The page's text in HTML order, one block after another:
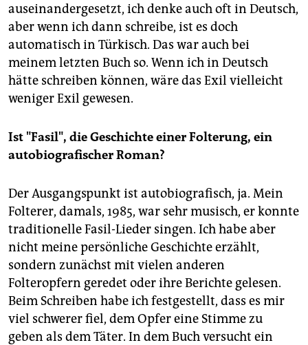
auseinandergesetzt, ich denke auch oft in Deutsch,
aber wenn ich dann schreibe, ist es doch
automatisch in Türkisch. Das war auch bei
meinem letzten Buch so. Wenn ich in Deutsch
hätte schreiben können, wäre das Exil vielleicht
weniger Exil gewesen.
Ist "Fasil", die Geschichte einer Folterung, ein
autobiografischer Roman?
Der Ausgangspunkt ist autobiografisch, ja. Mein
Folterer, damals, 1985, war sehr musisch, er konnte
traditionelle Fasil-Lieder singen. Ich habe aber
nicht meine persönliche Geschichte erzählt,
sondern zunächst mit vielen anderen
Folteropfern geredet oder ihre Berichte gelesen.
Beim Schreiben habe ich festgestellt, dass es mir
viel schwerer fiel, dem Opfer eine Stimme zu
geben als dem Täter. In dem Buch versucht ein